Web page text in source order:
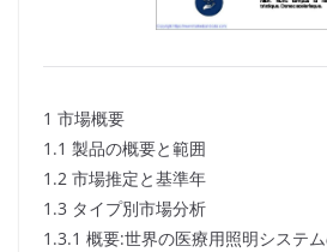
1 市場概要
1.1 製品の概要と範囲
1.2 市場推定と基準年
1.3 タイプ別市場分析
1.3.1 概要:世界の医療用照明システ